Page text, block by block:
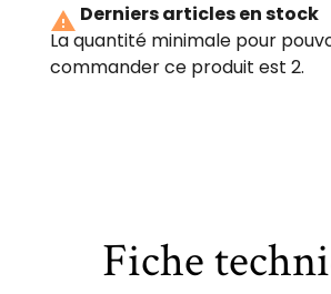
 Derniers articles en stock
La quantité minimale pour
commander ce produit est 2.
Fiche